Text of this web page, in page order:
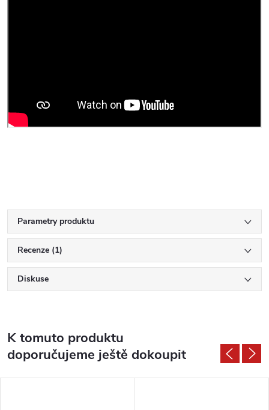
Parametry produktu
Recenze (1)
Diskuse
K tomuto produktu
doporučujeme ještě dokoupit